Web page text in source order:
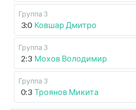
Группа 3
3:0 Ковшар Дмитро
Группа 3
2:3 Мохов Володимир
Группа 3
0:3 Троянов Микита